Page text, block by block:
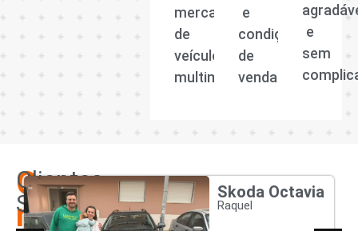
mercado
de
veículos
multimarcas.
e
condições
de
venda.
e
sem
Os
nossos
Clientes
Satisfeitos
Skoda Octavia
Raquel